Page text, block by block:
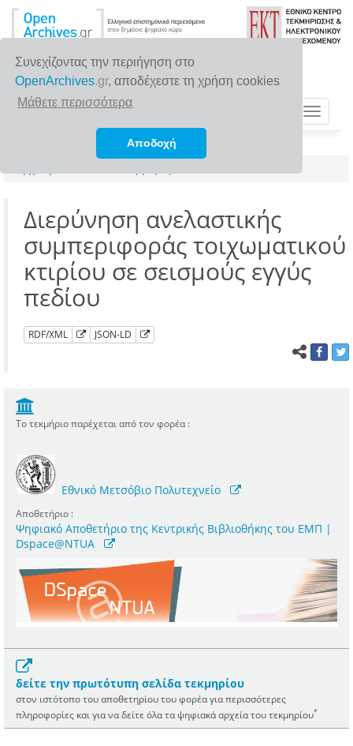
Συνεχίζοντας την περιήγηση στο
OpenArchives.gr, αποδέχεστε τη χρήση cookies
Μάθετε περισσότερα
Αποδοχή
Toggle
Διερύνηση ανελαστικής
συμπεριφοράς τοιχωματικού
κτιρίου σε σεισμούς εγγύς
πεδίου
RDF/XML JSON-LD
Το τεκμήριο παρέχεται από τον φορέα :
Εθνικό Μετσόβιο Πολυτεχνείο
Αποθετήριο :
Ψηφιακό Αποθετήριο της Κεντρικής Βιβλιοθήκης του ΕΜΠ |
Dspace@NTUA
δείτε την πρωτότυπη σελίδα τεκμηρίου
στον ιστότοπο του αποθετηρίου του φορέα για περισσότερες
πληροφορίες και για να δείτε όλα τα ψηφιακά αρχεία του τεκμηρίου*